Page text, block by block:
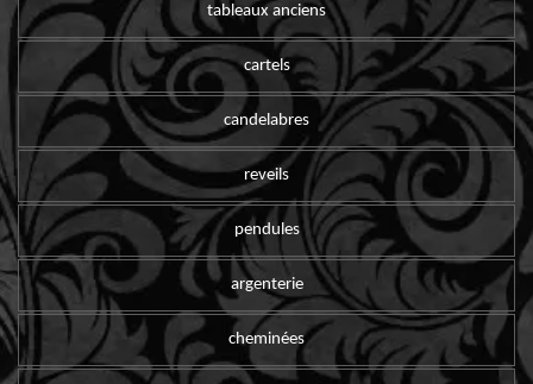
tableaux anciens
cartels
candelabres
reveils
pendules
argenterie
cheminées